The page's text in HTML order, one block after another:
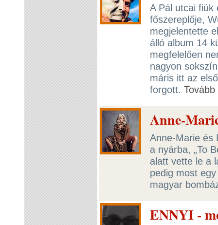
A Pál utcai fiúk
főszereplője,
megjelentette
álló album 14
megfelelően
nagyon
máris itt az
forgott. Tovább
Anne-
Anne-Marie és
a nyárba, „To
alatt vette le a
pedig most
magyar
ENNYI -